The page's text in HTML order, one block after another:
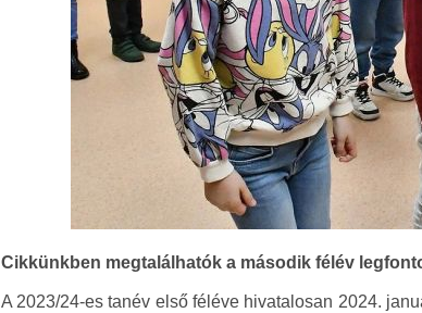
Cikkünkben megtalálhatók a második félév
A 2023/24-es tanév első féléve hivatalosan 2024.